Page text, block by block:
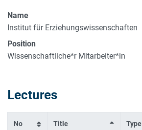
Name
Institut für Erziehungswissenschaften
Position
Wissenschaftliche*r Mitarbeiter*in
Lectures
No Title Type